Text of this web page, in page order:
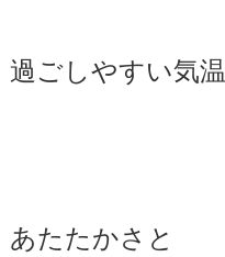
過ごしやすい気温
あたたかさと